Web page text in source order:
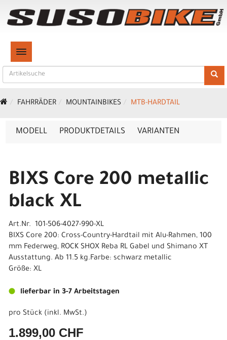
TOGGLE NAVIGATION
FAHRRÄDER MOUNTAINBIKES MTB-HARDTAIL
MODELL PRODUKTDETAILS VARIANTEN
BIXS Core 200 metallic
black XL
Art.Nr. 101-506-4027-990-XL
BIXS Core 200: Cross-Country-Hardtail mit Alu-Rahmen, 100
mm Federweg, ROCK SHOX Reba RL Gabel und Shimano XT
Ausstattung. Ab 11.5 kg.Farbe: schwarz metallic
Größe: XL
lieferbar in 3-7 Arbeitstagen
pro Stück (inkl. MwSt.)
1.899,00 CHF